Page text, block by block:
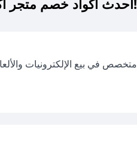
أحدث أكواد خصم متجر اكسبو كود خصم حصري لـ متجر اكسبو الآن!
متخصص في بيع الإلكترونيات